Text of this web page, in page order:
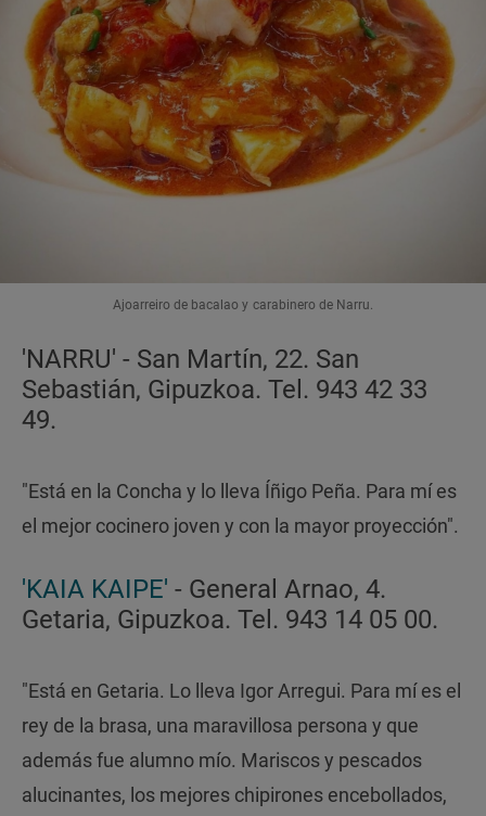
Ajoarreiro de bacalao y carabinero de Narru.
'NARRU' - San Martín, 22. San
Sebastián, Gipuzkoa. Tel. 943 42 33
49.
"Está en la Concha y lo lleva Íñigo Peña. Para mí es
el mejor cocinero joven y con la mayor proyección".
'KAIA KAIPE' - General Arnao, 4.
Getaria, Gipuzkoa. Tel. 943 14 05 00.
"Está en Getaria. Lo lleva Igor Arregui. Para mí es el
rey de la brasa, una maravillosa persona y que
además fue alumno mío. Mariscos y pescados
alucinantes, los mejores chipirones encebollados,